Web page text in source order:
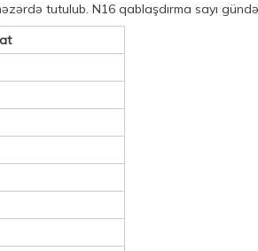
tutulub. N16 qablaşdırma sayı